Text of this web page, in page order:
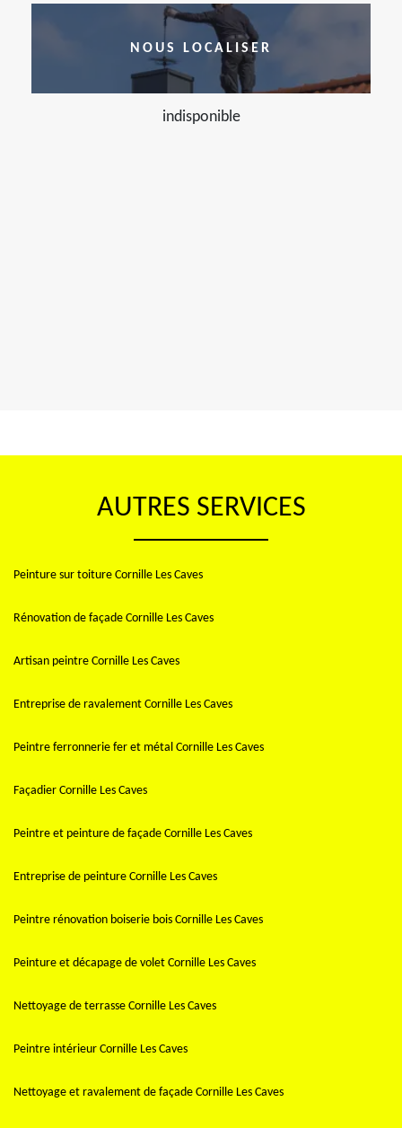
NOUS LOCALISER
indisponible
AUTRES SERVICES
Peinture sur toiture Cornille Les Caves
Rénovation de façade Cornille Les Caves
Artisan peintre Cornille Les Caves
Entreprise de ravalement Cornille Les Caves
Peintre ferronnerie fer et métal Cornille Les Caves
Façadier Cornille Les Caves
Peintre et peinture de façade Cornille Les Caves
Entreprise de peinture Cornille Les Caves
Peintre rénovation boiserie bois Cornille Les Caves
Peinture et décapage de volet Cornille Les Caves
Nettoyage de terrasse Cornille Les Caves
Peintre intérieur Cornille Les Caves
Nettoyage et ravalement de façade Cornille Les Caves